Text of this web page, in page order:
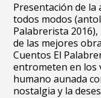
Presentación de la
todos modos
Palabrerista
de las mejores
Cuentos El
entrometen en los
humano aunada
nostalgia y la